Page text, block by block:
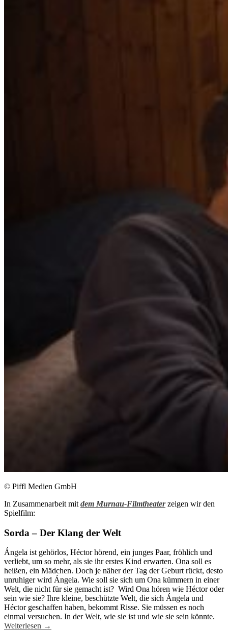
© Piffl Medien GmbH
In Zusammenarbeit mit dem Murnau-Filmtheaterzeigen wir den
Spielfilm:
Sorda – Der Klang der Welt
Ángela ist gehörlos, Héctor hörend, ein junges Paar, fröhlich und
verliebt, um so mehr, als sie ihr erstes Kind erwarten. Ona soll es
heißen, ein Mädchen. Doch je näher der Tag der Geburt rückt, desto
unruhiger wird Ángela. Wie soll sie sich um Ona kümmern in einer
Welt, die nicht für sie gemacht ist? Wird Ona hören wie Héctor oder
sein wie sie? Ihre kleine, beschützte Welt, die sich Ángela und
Héctor geschaffen haben, bekommt Risse. Sie müssen es noch
einmal versuchen. In der Welt, wie sie ist und wie sie sein könnte.
Weiterlesen →